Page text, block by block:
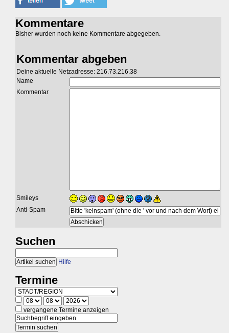
Kommentare
Bisher wurden noch keine Kommentare abgegeben.
Kommentar abgeben
Deine aktuelle Netzadresse: 216.73.216.38
Name
Kommentar
Smileys
Anti-Spam
Suchen
Hilfe
Termine
vergangene Termine anzeigen